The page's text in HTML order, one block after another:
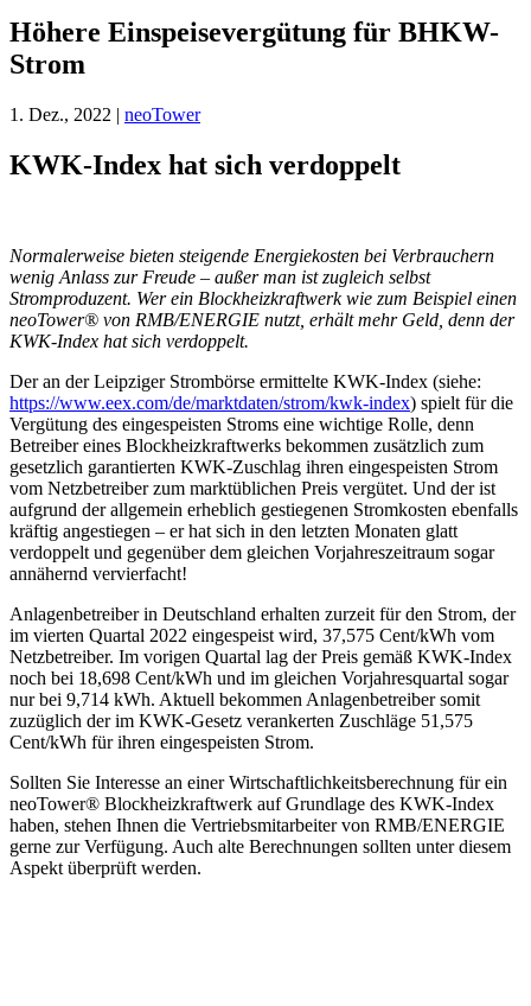
Höhere Einspeisevergütung für BHKW-
Strom
1. Dez., 2022 | neoTower
KWK-Index hat sich verdoppelt
Normalerweise bieten steigende Energiekosten bei Verbrauchern
wenig Anlass zur Freude – außer man ist zugleich selbst
Stromproduzent. Wer ein Blockheizkraftwerk wie zum Beispiel einen
neoTower® von RMB/ENERGIE nutzt, erhält mehr Geld, denn der
KWK-Index hat sich verdoppelt.
Der an der Leipziger Strombörse ermittelte KWK-Index (siehe:
https://www.eex.com/de/marktdaten/strom/kwk-index) spielt für die
Vergütung des eingespeisten Stroms eine wichtige Rolle, denn
Betreiber eines Blockheizkraftwerks bekommen zusätzlich zum
gesetzlich garantierten KWK-Zuschlag ihren eingespeisten Strom
vom Netzbetreiber zum marktüblichen Preis vergütet. Und der ist
aufgrund der allgemein erheblich gestiegenen Stromkosten ebenfalls
kräftig angestiegen – er hat sich in den letzten Monaten glatt
verdoppelt und gegenüber dem gleichen Vorjahreszeitraum sogar
annähernd vervierfacht!
Anlagenbetreiber in Deutschland erhalten zurzeit für den Strom, der
im vierten Quartal 2022 eingespeist wird, 37,575 Cent/kWh vom
Netzbetreiber. Im vorigen Quartal lag der Preis gemäß KWK-Index
noch bei 18,698 Cent/kWh und im gleichen Vorjahresquartal sogar
nur bei 9,714 kWh. Aktuell bekommen Anlagenbetreiber somit
zuzüglich der im KWK-Gesetz verankerten Zuschläge 51,575
Cent/kWh für ihren eingespeisten Strom.
Sollten Sie Interesse an einer Wirtschaftlichkeitsberechnung für ein
neoTower® Blockheizkraftwerk auf Grundlage des KWK-Index
haben, stehen Ihnen die Vertriebsmitarbeiter von RMB/ENERGIE
gerne zur Verfügung. Auch alte Berechnungen sollten unter diesem
Aspekt überprüft werden.